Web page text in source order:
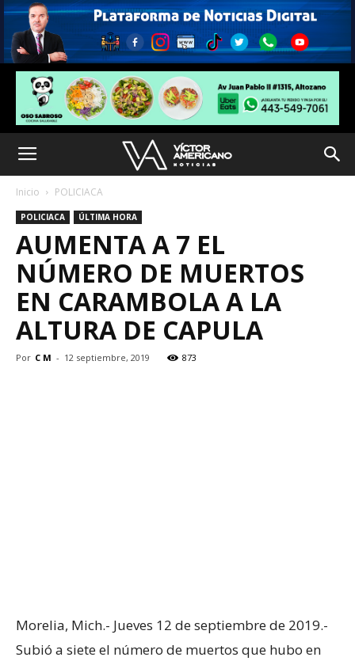
Inicio POLICIACA
POLICIACA ÚLTIMA HORA
AUMENTA A 7 EL
NÚMERO DE MUERTOS
EN CARAMBOLA A LA
ALTURA DE CAPULA
Por C M - 12 septiembre, 2019 873
Morelia, Mich.- Jueves 12 de septiembre de 2019.-
Subió a siete el número de muertos que hubo en